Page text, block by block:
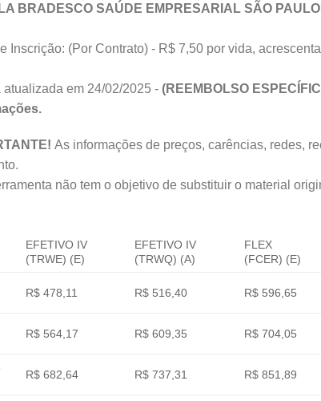
BRADESCO SAÚDE EMPRESARIAL SÃO
Inscrição: (Por Contrato) - R$ 7,50 por vida,
atualizada em 24/02/2025 - (REEMBOLSO
As informações de preços, carências, redes,
não tem o objetivo de substituir o material
EFETIVO IV
(TRWE) (E)
EFETIVO IV
(TRWQ) (A)
FLEX
(FCER) (E)
R$ 478,11 R$ 516,40 R$ 596,65
R$ 564,17 R$ 609,35 R$ 704,05
R$ 682,64 R$ 737,31 R$ 851,89